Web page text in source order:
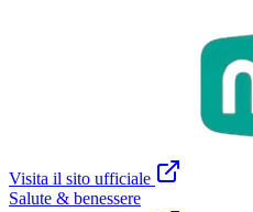
Visita il sito ufficiale
Salute & benessere